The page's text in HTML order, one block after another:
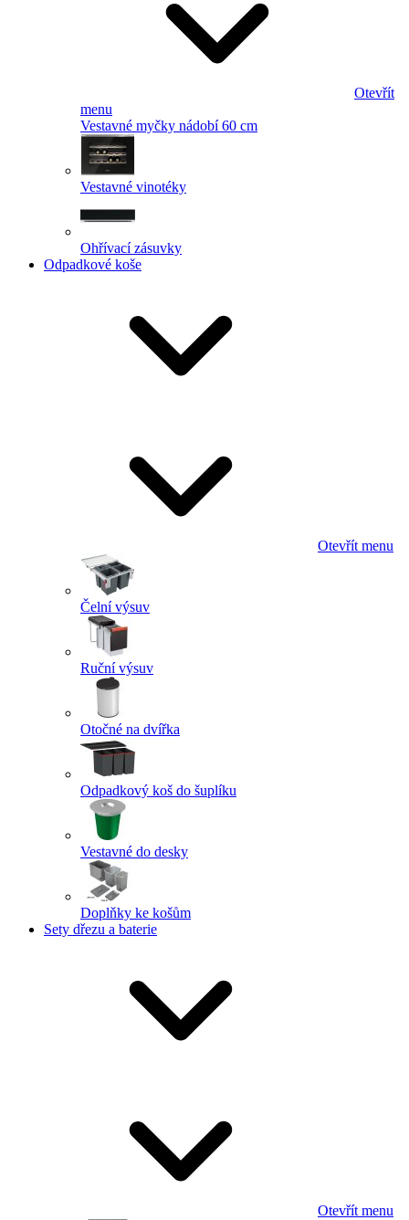
Otevřít
menu
Vestavné myčky nádobí 60 cm
Vestavné vinotéky
Ohřívací zásuvky
Odpadkové koše
Otevřít menu
Čelní výsuv
Ruční výsuv
Otočné na dvířka
Odpadkový koš do šuplíku
Vestavné do desky
Doplňky ke košům
Sety dřezu a baterie
Otevřít menu